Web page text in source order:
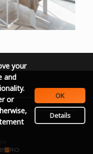
your
and
or
OK
Details